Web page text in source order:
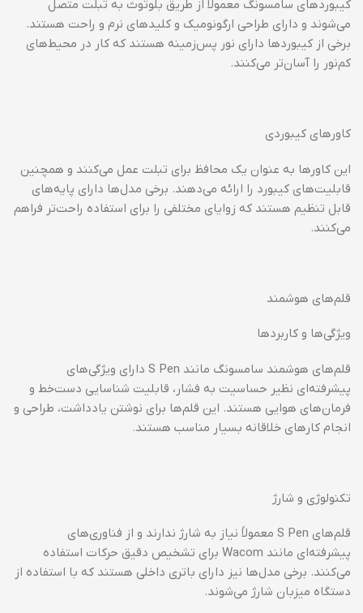
کیبوردهای سامسونگ معمولاً از طریق بلوتوث به تبلت متصل
می‌شوند و دارای طراحی ارگونومیک و کلیدهای نرم و راحت هستند.
برخی از کیبوردها دارای نور پس‌زمینه هستند که کار در محیط‌های
کم‌نور را آسان‌تر می‌کنند.
کاورهای کیبوردی
این کاورها به عنوان یک محافظ برای تبلت عمل می‌کنند و همچنین
قابلیت‌های کیبورد را ارائه می‌دهند. برخی مدل‌ها دارای پایه‌های
قابل تنظیم هستند که زوایای مختلفی را برای استفاده راحت‌تر فراهم
می‌کنند.
قلم‌های هوشمند
ویژگی‌ها و کاربردها
قلم‌های هوشمند سامسونگ مانند S Pen دارای ویژگی‌های
پیشرفته‌ای نظیر حساسیت به فشار، قابلیت شناسایی دست‌خط و
فرمان‌های هوایی هستند. این قلم‌ها برای نوشتن یادداشت، طراحی و
انجام کارهای خلاقانه بسیار مناسب هستند.
تکنولوژی و شارژ
قلم‌های S Pen معمولاً نیاز به شارژ ندارند و از فناوری‌های
پیشرفته‌ای مانند Wacom برای تشخیص دقیق حرکات استفاده
می‌کنند. برخی مدل‌ها نیز دارای باتری داخلی هستند که با استفاده از
دستگاه میزبان شارژ می‌شوند.